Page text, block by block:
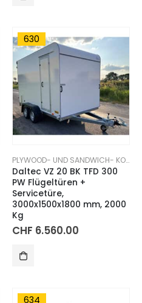
630
PLYWOOD- UND SANDWICH- KOFFERANHÄNGER
Daltec VZ 20 BK TFD 300
PW Flügeltüren +
Servicetüre,
3000x1500x1800 mm, 2000
Kg
CHF 6.560.00
634